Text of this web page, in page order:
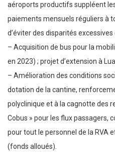
aéroports productifs suppléent
paiements mensuels réguliers à
d’éviter des disparités
– Acquisition de bus pour la
en 2023) ; projet d’extension à
– Amélioration des conditions
dotation de la cantine,
polyclinique et à la cagnotte des
Cobus » pour les flux passagers,
pour tout le personnel de la RVA
(fonds alloués).